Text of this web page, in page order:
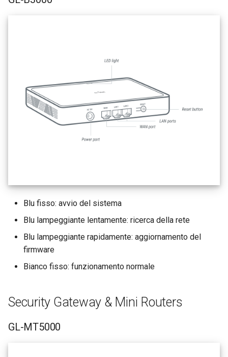
Blu fisso: avvio del sistema
Blu lampeggiante lentamente: ricerca della rete
Blu lampeggiante rapidamente: aggiornamento del
firmware
Bianco fisso: funzionamento normale
Security Gateway & Mini Routers
GL-MT5000